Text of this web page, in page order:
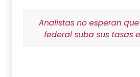
Analistas no esperan
federal suba sus tasas